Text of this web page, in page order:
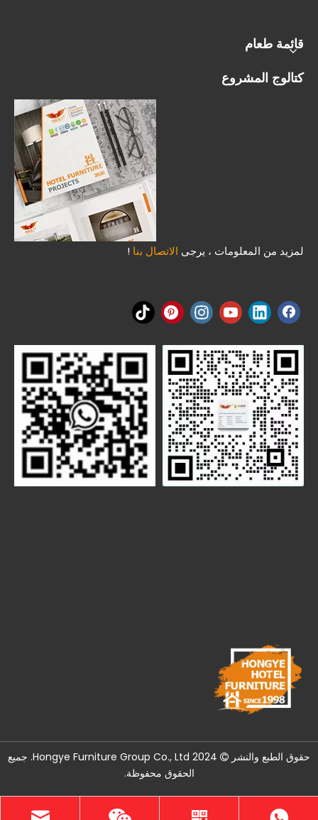
قائمة طعام
كتالوج المشروع
لمزيد من المعلومات ، يرجى الاتصال بنا !
حقوق الطبع والنشر 
2024 Hongye Furniture Group Co., Ltd. جميع
الحقوق محفوظة.